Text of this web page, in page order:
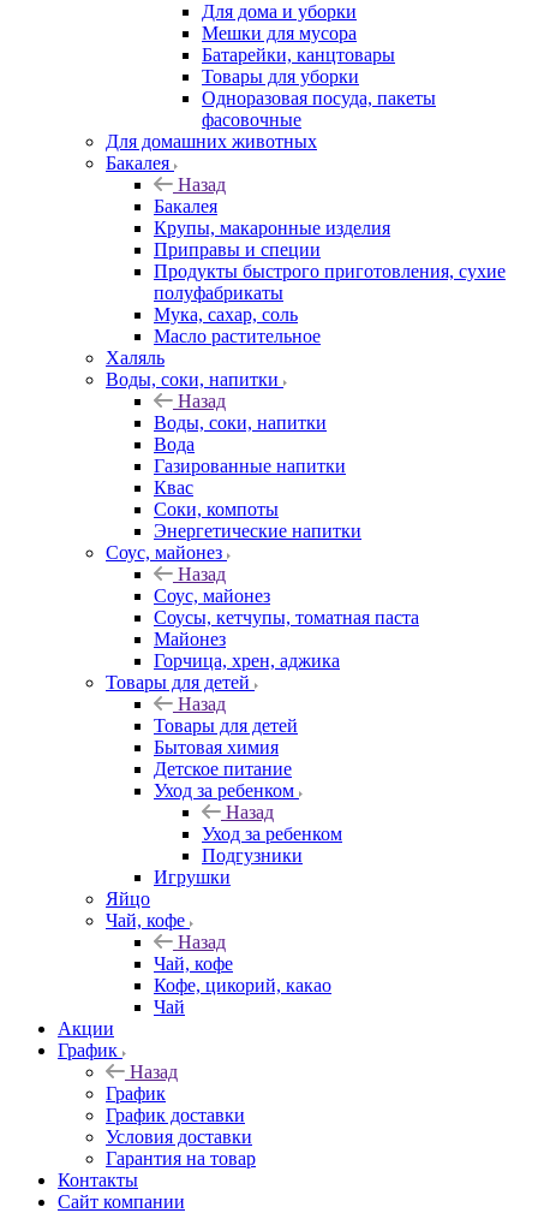
Для дома и уборки
Мешки для мусора
Батарейки, канцтовары
Товары для уборки
Одноразовая посуда, пакеты
фасовочные
Для домашних животных
Бакалея
Назад
Бакалея
Крупы, макаронные изделия
Приправы и специи
Продукты быстрого приготовления, сухие
полуфабрикаты
Мука, сахар, соль
Масло растительное
Халяль
Воды, соки, напитки
Назад
Воды, соки, напитки
Вода
Газированные напитки
Квас
Соки, компоты
Энергетические напитки
Соус, майонез
Назад
Соус, майонез
Соусы, кетчупы, томатная паста
Майонез
Горчица, хрен, аджика
Товары для детей
Назад
Товары для детей
Бытовая химия
Детское питание
Уход за ребенком
Назад
Уход за ребенком
Подгузники
Игрушки
Яйцо
Чай, кофе
Назад
Чай, кофе
Кофе, цикорий, какао
Чай
Акции
График
Назад
График
График доставки
Условия доставки
Гарантия на товар
Контакты
Сайт компании